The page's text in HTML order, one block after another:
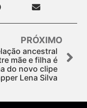
PRÓXIMO
ancestral
mãe e filha é
do novo clipe
Lena Silva